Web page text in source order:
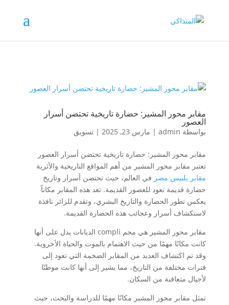
مقابر محور المشير: حضارة تاريخية تحتضن أسرار
العصور
بواسطة admin
| مارس 23, 2025 | تسويق
مقابر محور المشير: حضارة تاريخية تحتضن أسرار العصور
تعتبر مقابر محور المشير من أهم المواقع التاريخية والأثرية
مقابر بلبيس مصر في العالم، حيث تحتضن أسرار وتاريخ
حضارة قديمة تعود للعصور القديمة. تعد هذه المقابر مكاناً
يعكس تطور الحضارة والتاريخ البشري، وتقدم للزائر نافذة
لاستكشاف أسرار وعجائب هذه الحضارة القديمة.
مقابر محور المشير هي مجم compli الديانات يدل على أنها
كانت مكانًا مهمًا من حيث الاهتمام بالموت والحياة الأخروية.
وقد تم اكتشاف العديد من المقابر الضخمة التي تعود إلى
فترات مختلفة من التاريخ، مما يشير إلى أنها كانت موطنًا
لأجيال متعاقبة من السكان.
تمثل مقابر محور المشير مكانًا مهمًا للدراسة والبحث، حيث